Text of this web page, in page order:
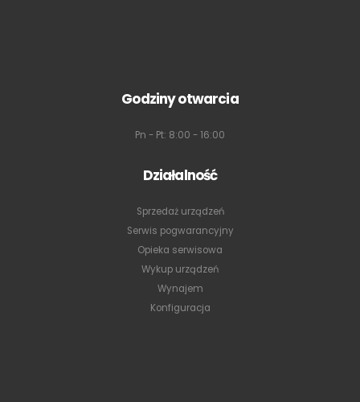
Godziny otwarcia
Pn - Pt: 8:00 - 16:00
Działalność
Sprzedaż urządzeń
Serwis pogwarancyjny
Opieka serwisowa
Wykup urządzeń
Wynajem
Konfiguracja